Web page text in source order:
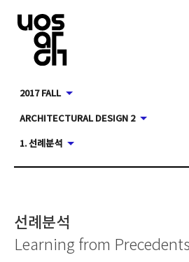
2017 FALL
ARCHITECTURAL DESIGN 2
1. 선례분석
선례분석
Learning from Precedents